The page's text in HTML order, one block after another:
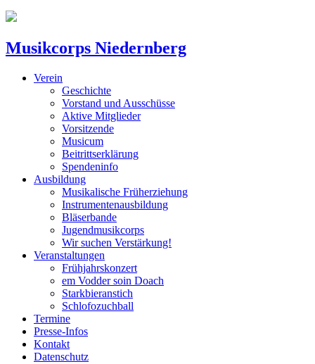
Musikcorps Niedernberg
Verein
Geschichte
Vorstand und Ausschüsse
Aktive Mitglieder
Vorsitzende
Musicum
Beitrittserklärung
Spendeninfo
Ausbildung
Musikalische Früherziehung
Instrumentenausbildung
Bläserbande
Jugendmusikcorps
Wir suchen Verstärkung!
Veranstaltungen
Frühjahrskonzert
em Vodder soin Doach
Starkbieranstich
Schlofozuchball
Termine
Presse-Infos
Kontakt
Datenschutz